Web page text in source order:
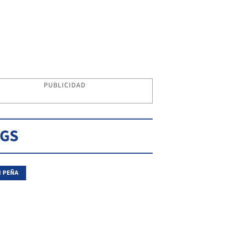
PUBLICIDAD
PEÑA